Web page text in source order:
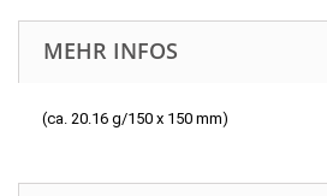
MEHR INFOS
(ca. 20.16 g/150 x 150 mm)